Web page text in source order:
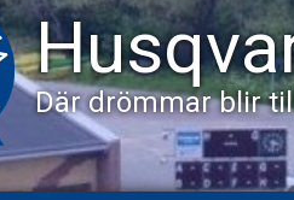
Där drömmar blir